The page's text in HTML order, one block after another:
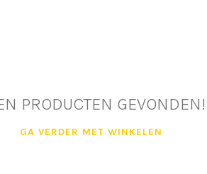
PRODUCTEN GEVONDEN!
GA VERDER MET WINKELEN